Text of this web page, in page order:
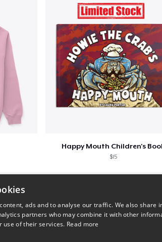
Happy Mouth Children's
$15
ads and to analyse our traffic. We also share
partners who may combine it with other
use of their services. Read more